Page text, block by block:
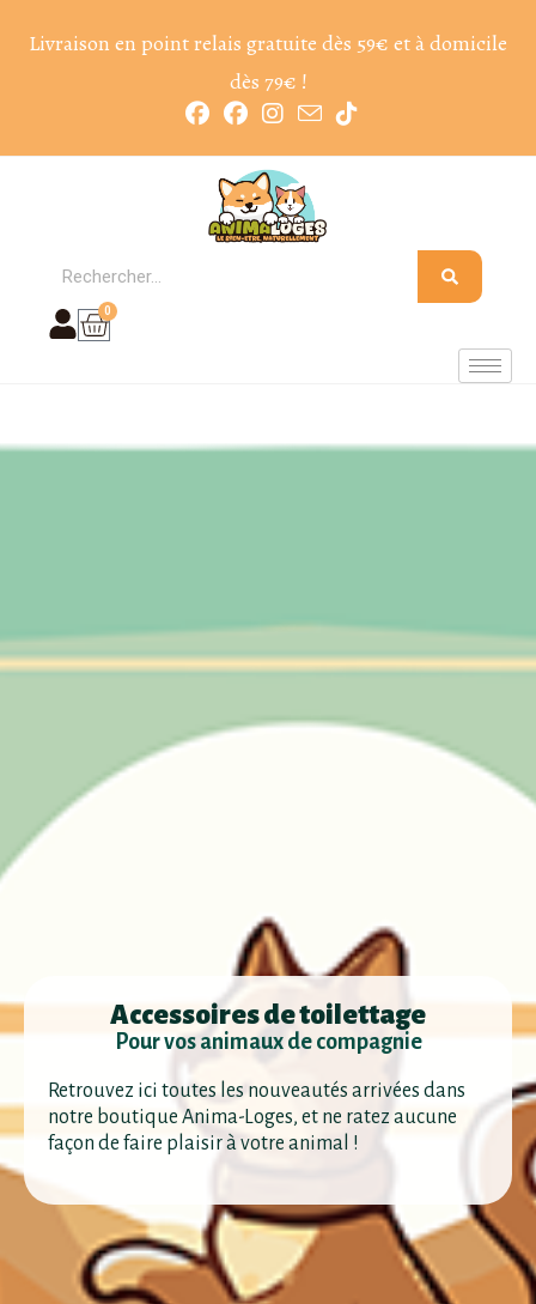
Livraison en point relais gratuite dès 59€ et à domicile
dès 79€ !
0
Accessoires de toilettage
Pour vos animaux de compagnie
Retrouvez ici toutes les nouveautés arrivées dans
notre boutique Anima-Loges, et ne ratez aucune
façon de faire plaisir à votre animal !